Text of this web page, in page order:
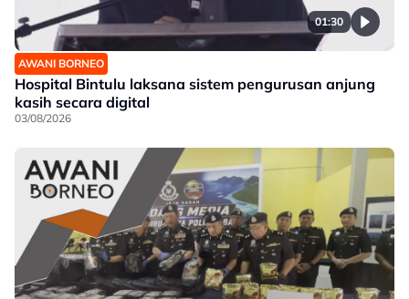
01:30
AWANI BORNEO
Hospital Bintulu laksana sistem pengurusan anjung
kasih secara digital
03/08/2026